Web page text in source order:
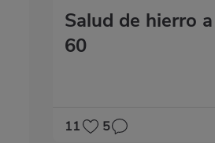
Salud de hierro
60
11 5